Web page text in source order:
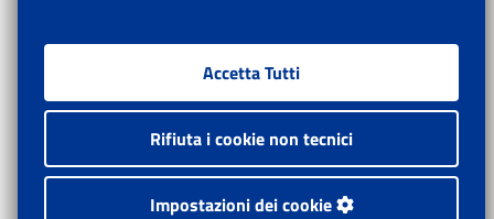
Accetta Tutti
Rifiuta i cookie non tecnici
Impostazioni dei cookie